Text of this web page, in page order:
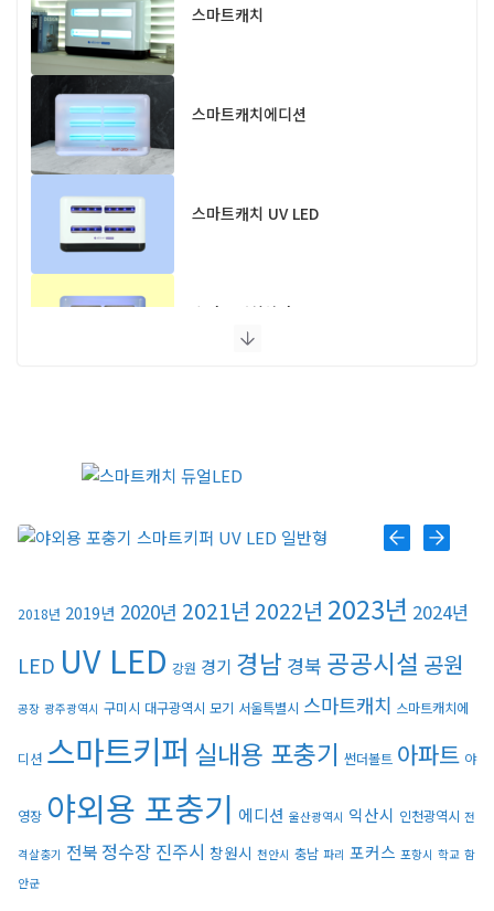
스마트캐치
스마트캐치에디션
스마트캐치 UV LED
스마트캐치알파 UV LED
모스포커스
스마트키퍼 UV LED 고급형
2018년 2019년 2020년 2021년 2022년 2023년 2024년
LED UV LED 강원 경기 경남 경북 공공시설 공원
공장 광주광역시 구미시 대구광역시 모기 서울특별시 스마트캐치 스마트캐치에
디션 스마트키퍼 실내용 포충기 썬더볼트 아파트 야
영장 야외용 포충기 에디션 울산광역시 익산시 인천광역시 전
격살충기 전북 정수장 진주시 창원시 천안시 충남 파리 포커스 포항시 학교 함
안군